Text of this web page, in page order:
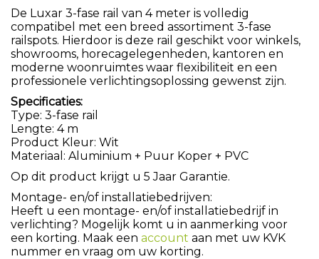
De Luxar 3-fase rail van 4 meter is volledig
compatibel met een breed assortiment 3-fase
railspots. Hierdoor is deze rail geschikt voor winkels,
showrooms, horecagelegenheden, kantoren en
moderne woonruimtes waar flexibiliteit en een
professionele verlichtingsoplossing gewenst zijn.
Specificaties:
Type: 3-fase rail
Lengte: 4 m
Product Kleur: Wit
Materiaal: Aluminium + Puur Koper + PVC
Op dit product krijgt u 5 Jaar Garantie.
Montage- en/of installatiebedrijven:
Heeft u een montage- en/of installatiebedrijf in
verlichting? Mogelijk komt u in aanmerking voor
een korting. Maak een account aan met uw KVK
nummer en vraag om uw korting.